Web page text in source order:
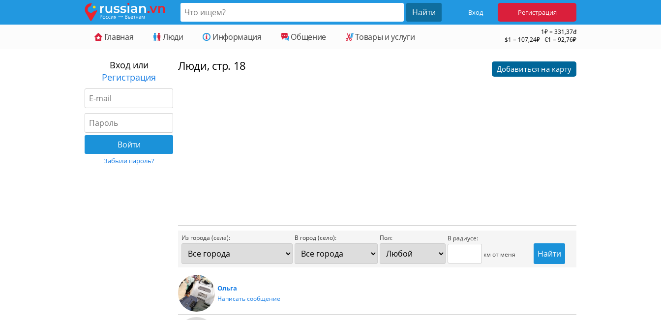
Вход Регистрация
Главная Люди Информация Общение Товары и услуги
1₽ = 331,37đ
$1 = 107,24₽ €1 = 92,76₽
Вход или
Регистрация
Забыли пароль?
Добавиться на карту
Люди, стр. 18
Из города (села): В город (село): Пол:
В радиусе:
км от меня
Ольга
Написать сообщение